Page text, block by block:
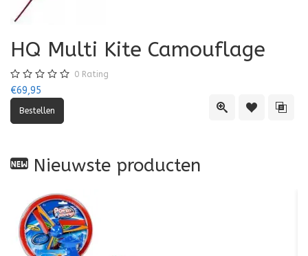
Quick ViewToevoegen
HQ Multi Kite Camouflage
0 Rating
€69,95
Nieuwste producten